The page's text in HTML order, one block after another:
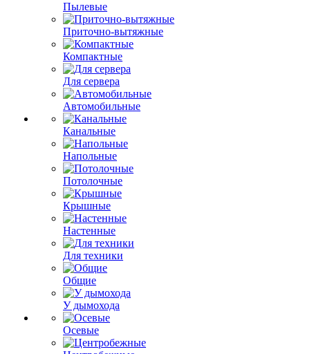
Пылевые
Приточно-вытяжные
Компактные
Для сервера
Автомобильные
Канальные
Напольные
Потолочные
Крышные
Настенные
Для техники
Общие
У дымохода
Осевые